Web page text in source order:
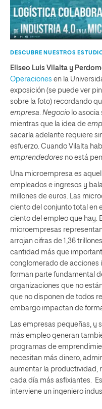
DESCUBRE NUESTROS
Eliseo Luis Vilalta y
Operaciones en la
exposición (se puede ver
sobre la foto) recordando
empresa. Negocio lo
mientras que la idea de
sacarla adelante requiere
esfuerzo. Cuando Vilalta
emprendedores no está
Una microempresa es
empleados e ingresos y
millones de euros. Las
ciento del conjunto total en
ciento del empleo que hay.
microempresas
arrojan cifras de 1,36
cantidad más que
conglomerado de acciones
forman parte fundamental
organizaciones que no
que no disponen de todos
embargo impactan de
Las empresas pequeñas, y
más empleo generan
programas de
necesitan más dinero,
aumentar la productividad,
cada día más asfixiantes.
interviene un ingeniero